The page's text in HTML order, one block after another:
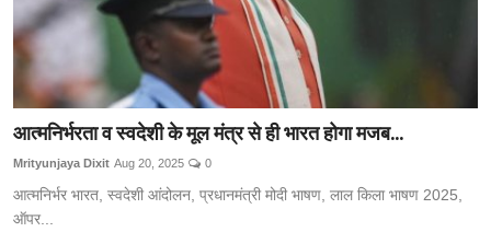
आत्मनिर्भरता व स्वदेशी के मूल मंत्र से ही भारत होगा मजब...
Mrityunjaya Dixit Aug 20, 2025 0
आत्मनिर्भर भारत, स्वदेशी आंदोलन, प्रधानमंत्री मोदी भाषण, लाल किला भाषण 2025,
ऑपर...